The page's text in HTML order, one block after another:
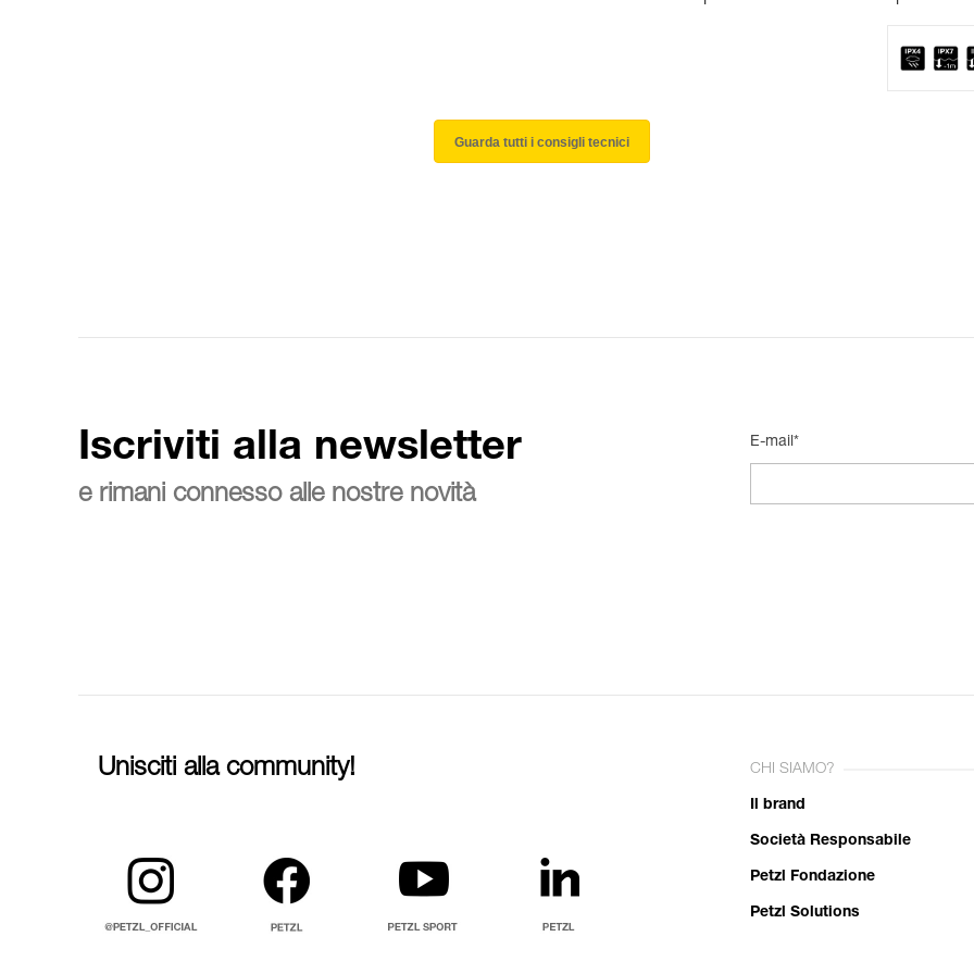
Guarda tutti i consigli tecnici
Iscriviti alla newsletter
e rimani connesso alle nostre novità
E-mail*
Unisciti alla community! CHI SIAMO?
Il brand
Società Responsabile
Petzl Fondazione
Petzl Solutions